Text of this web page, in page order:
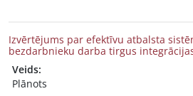
Izvērtējums par efektīvu atbalsta
bezdarbnieku darba tirgus
Veids:
Plānots